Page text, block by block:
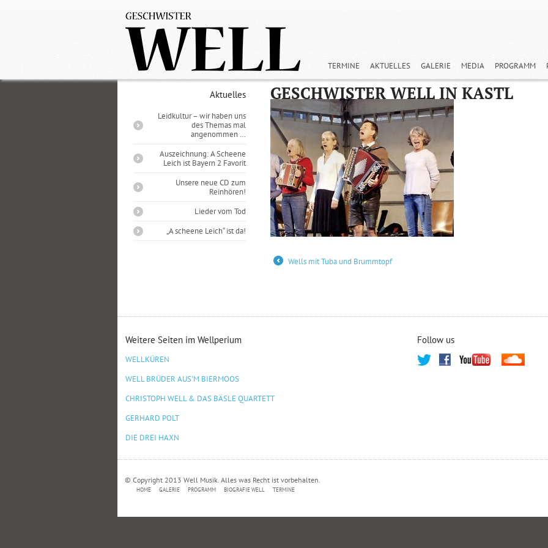
TERMINE AKTUELLES GALERIE MEDIA PROGRAMM
GESCHWISTER WELL IN KASTL
Wells mit Tuba und Brummtopf
Aktuelles
Leidkultur – wir haben uns
des Themas mal
angenommen …
Auszeichnung: A Scheene
Leich ist Bayern 2 Favorit
Unsere neue CD zum
Reinhören!
Lieder vom Tod
„A scheene Leich“ ist da!
Weitere Seiten im Wellperium
WELLKÜREN
WELL BRÜDER AUS'M BIERMOOS
CHRISTOPH WELL & DAS BÄSLE QUARTETT
GERHARD POLT
DIE DREI HAXN
Follow us
© Copyright 2013 Well Musik. Alles was Recht ist vorbehalten.
HOME GALERIE PROGRAMM BIOGRAFIE WELL TERMINE